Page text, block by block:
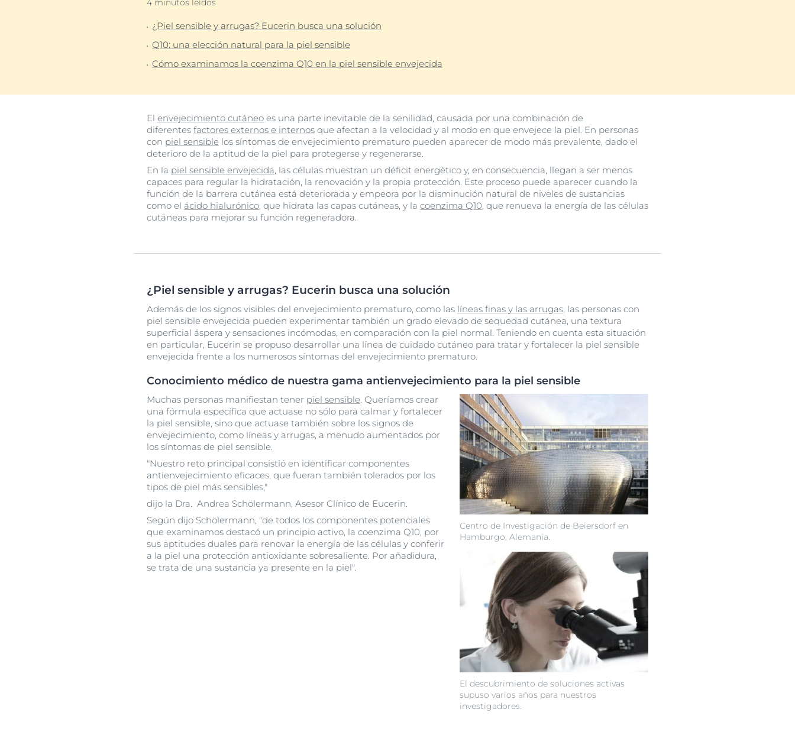
Descubre Anti-Pigment
Más información
Manchas de envejecimiento, arrugas y pérdida de elasticidad
Hyaluron-Filler + Elasticity 3D Serum
Compra Online
Ver todos los productos
¿Piel sensible y arrugas? Eucerin busca una solución
Q10: una elección natural para la piel sensible
Cómo examinamos la coenzima Q10 en la piel sensible envejecida
El envejecimiento cutáneo es una parte inevitable de la senilidad, causada por una combinación de
diferentes factores externos e internos que afectan a la velocidad y al modo en que envejece la piel. En personas
con piel sensible los síntomas de envejecimiento prematuro pueden aparecer de modo más prevalente, dado el
deterioro de la aptitud de la piel para protegerse y regenerarse.
En la piel sensible envejecida , las células muestran un déficit energético y, en consecuencia, llegan a ser menos
capaces para regular la hidratación, la renovación y la propia protección. Este proceso puede aparecer cuando la
función de la barrera cutánea está deteriorada y empeora por la disminución natural de niveles de sustancias
como el ácido hialurónico , que hidrata las capas cutáneas, y la coenzima Q10 , que renueva la energía de las células
cutáneas para mejorar su función regeneradora.
¿Piel sensible y arrugas? Eucerin busca una solución
Además de los signos visibles del envejecimiento prematuro, como las líneas finas y las arrugas , las personas con
piel sensible envejecida pueden experimentar también un grado elevado de sequedad cutánea, una textura
superficial áspera y sensaciones incómodas, en comparación con la piel normal. Teniendo en cuenta esta situación
en particular, Eucerin se propuso desarrollar una línea de cuidado cutáneo para tratar y fortalecer la piel sensible
envejecida frente a los numerosos síntomas del envejecimiento prematuro.
Conocimiento médico de nuestra gama antienvejecimiento para la piel sensible
Centro de Investigación de Beiersdorf en
Hamburgo, Alemania.
El descubrimiento de soluciones activas
supuso varios años para nuestros
investigadores.
Muchas personas manifiestan tener piel sensible . Queríamos crear
una fórmula específica que actuase no sólo para calmar y fortalecer
la piel sensible, sino que actuase también sobre los signos de
envejecimiento, como líneas y arrugas, a menudo aumentados por
los síntomas de piel sensible.
"Nuestro reto principal consistió en identificar componentes
antienvejecimiento eficaces, que fueran también tolerados por los
tipos de piel más sensibles,"
dijo la Dra. Andrea Schölermann, Asesor Clínico de Eucerin.
Según dijo Schölermann, "de todos los componentes potenciales
que examinamos destacó un principio activo, la coenzima Q10, por
sus aptitudes duales para renovar la energía de las células y conferir
a la piel una protección antioxidante sobresaliente. Por añadidura,
se trata de una sustancia ya presente en la piel".